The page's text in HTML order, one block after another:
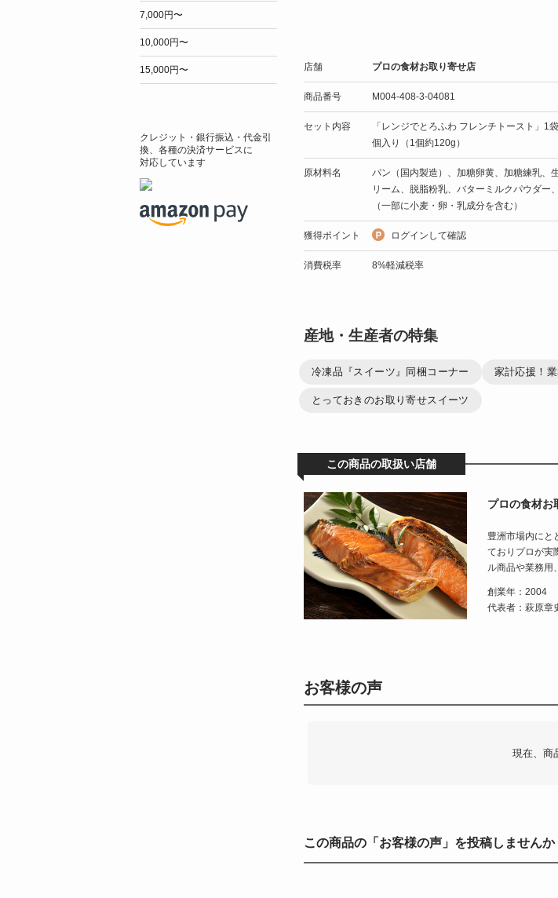
店舗 プロの食材お取り寄せ店
商品番号 M004-408-3-04081
セット内容
「レンジでとろふわ フレンチトースト」1
個入り（1個約120g）
原材料名
パン（国内製造）、加糖卵黄、加糖練乳、
リーム、脱脂粉乳、バターミルクパウダー、
（一部に小麦・卵・乳成分を含む）
獲得ポイント ログインして確認
消費税率 8%軽減税率
産地・生産者の特集
冷凍品『スイーツ』同梱コーナー 家計応援！
とっておきのお取り寄せスイーツ
この商品の取扱い店舗
プロの食材お
豊洲市場内にと
ておりプロが実
ル商品や業務用
創業年：2004
代表者：萩原章
お客様の声
現在、商
この商品の「お客様の声」を投稿しませんか
7,000円〜
10,000円〜
15,000円〜
クレジット・銀行振込・代金引
換、各種の決済サービスに
対応しています